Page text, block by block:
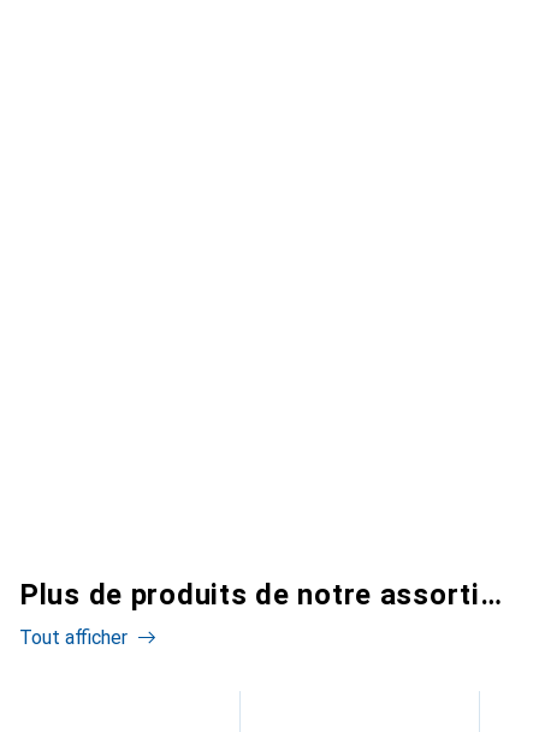
Plus de produits de notre assortiment
Tout afficher